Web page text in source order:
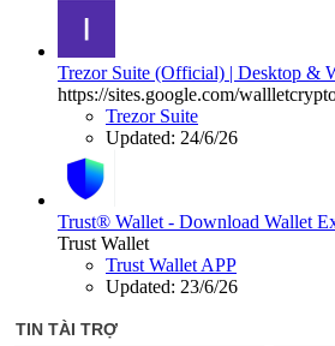
Trezor Suite (Official) | Desktop &
https://sites.google.com/
Trezor Suite
Updated: 24/6/26
Trust® Wallet - Download Wallet
Trust Wallet
Trust Wallet APP
Updated: 23/6/26